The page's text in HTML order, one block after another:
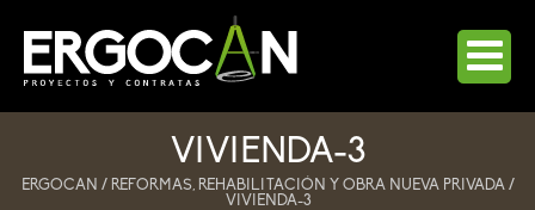
LA EMPRESA
VIVIENDA-3
ERGOCAN / REFORMAS, REHABILITACIÓN Y OBRA NUEVA PRIVADA/
VIVIENDA-3